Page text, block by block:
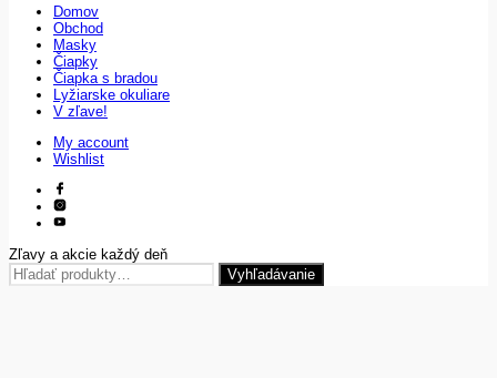
Domov
Obchod
Masky
Čiapky
Čiapka s bradou
Lyžiarske okuliare
V zľave!
My account
Wishlist
Zľavy a akcie každý deň
Hľadať:
Vyhľadávanie